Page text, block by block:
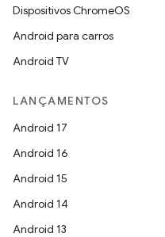
Dispositivos ChromeOS
Android para carros
Android TV
LANÇAMENTOS
Android 17
Android 16
Android 15
Android 14
Android 13